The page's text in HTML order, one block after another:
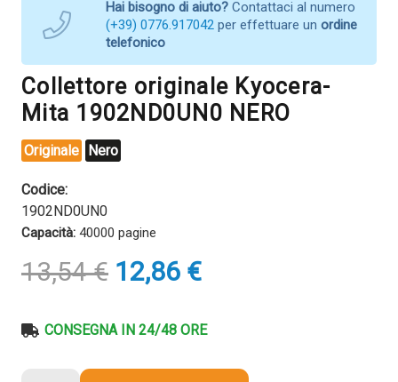
Hai bisogno di aiuto? Contattaci al numero
(+39) 0776.917042 per effettuare un ordine
telefonico
Collettore originale Kyocera-
Mita 1902ND0UN0 NERO
Originale Nero
Codice:
1902ND0UN0
Capacità: 40000 pagine
13,54€ Il
prezzo
era:
12,86 €Il
prezzo
è:
CONSEGNA IN 24/48 ORE
Collettore